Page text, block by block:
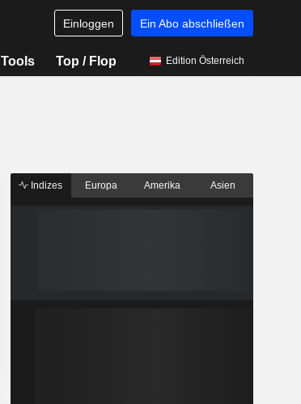
Einloggen Ein Abo abschließen
Tools Top / Flop Edition Österreich
Indizes Europa Amerika Asien